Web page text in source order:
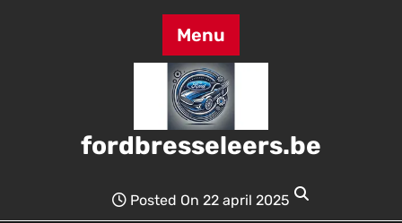
Menu
fordbresseleers.be
Posted On 22 april 2025